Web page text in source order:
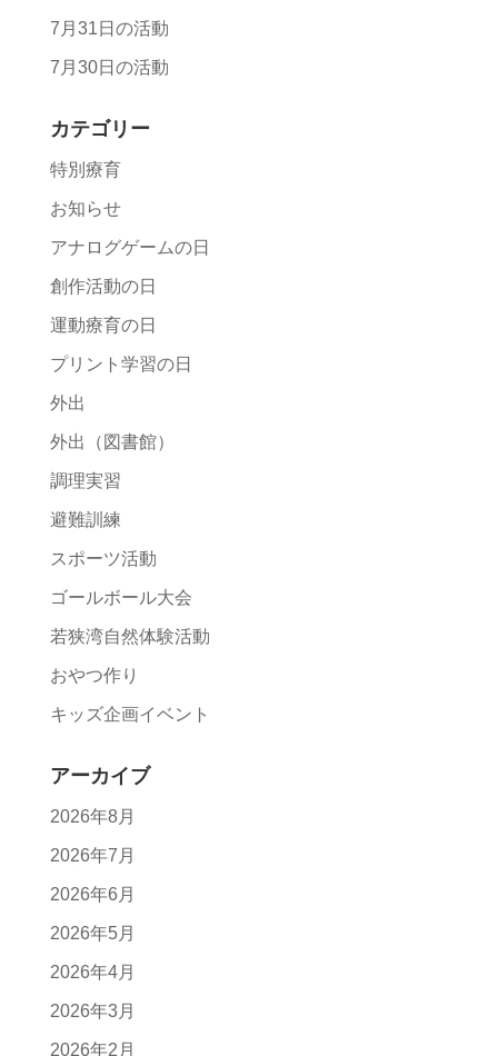
7月31日の活動
7月30日の活動
カテゴリー
特別療育
お知らせ
アナログゲームの日
創作活動の日
運動療育の日
プリント学習の日
外出
外出（図書館）
調理実習
避難訓練
スポーツ活動
ゴールボール大会
若狭湾自然体験活動
おやつ作り
キッズ企画イベント
アーカイブ
2026年8月
2026年7月
2026年6月
2026年5月
2026年4月
2026年3月
2026年2月